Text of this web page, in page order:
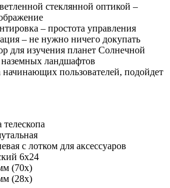
стеклянной оптикой –
– простота управления
– не нужно ничего докупать
для изучения планет Солнечной
ландшафтов
пользователей, подойдет
с лотком для аксессуаров
6x24
(70х)
(28х)